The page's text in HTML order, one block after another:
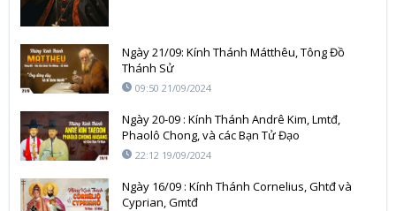
Ngày 21/09: Kính Thánh Mátthêu, Tông Đồ
Thánh Sử
09:50 21/09/2024
Ngày 20-09 : Kính Thánh Andrê Kim, Lmtđ,
Phaolô Chong, và các Bạn Tử Đạo
22:12 19/09/2024
Ngày 16/09 : Kính Thánh Cornelius, Ghtđ và
Cyprian, Gmtđ